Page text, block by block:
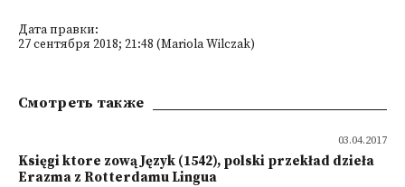
Дата правки:
27 сентября 2018; 21:48 (Mariola Wilczak)
Смотреть также
03.04.2017
Księgi ktore zową Język (1542), polski przekład dzieła
Erazma z Rotterdamu Lingua